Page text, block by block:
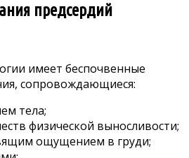
предсердий
имеет беспочвенные
сопровождающиеся:
тела;
физической выносливости;
ощущением в груди;